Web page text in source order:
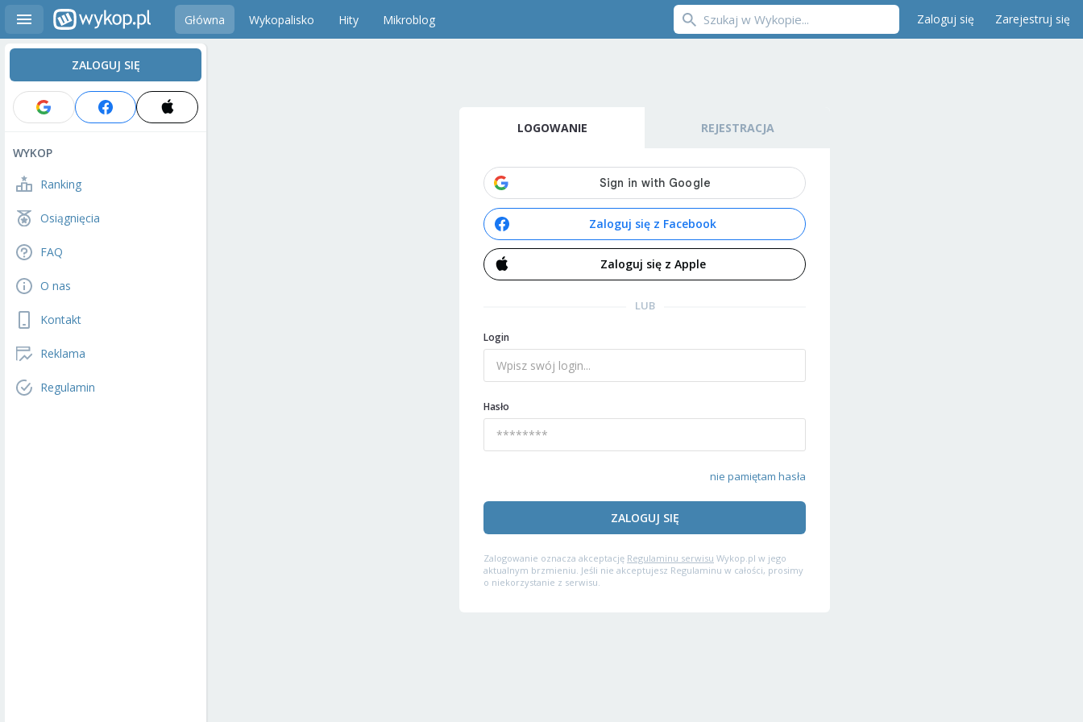
Główna Wykopalisko Hity Mikroblog Zaloguj się Zarejestruj się
ZALOGUJ SIĘ
WYKOP
Ranking
Osiągnięcia
FAQ
O nas
Kontakt
Reklama
Regulamin
LOGOWANIE REJESTRACJA
Zaloguj się z Facebook
Zaloguj się z Apple
LUB
Login
Hasło
nie pamiętam hasła
ZALOGUJ SIĘ
Zalogowanie oznacza akceptację Regulaminu serwisu Wykop.pl w jego
aktualnym brzmieniu. Jeśli nie akceptujesz Regulaminu w całości, prosimy
o niekorzystanie z serwisu.